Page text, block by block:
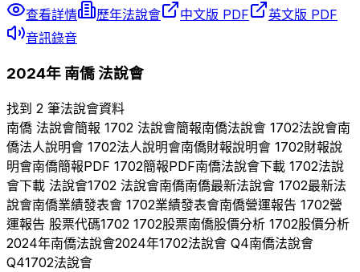
查看詳情
歷年法說會 中文版 PDF
英文版 PDF
音訊錄音
2024年 南僑法說會
找到 2 筆法說會資料
南僑 法說會簡報 1702 法說會簡報南僑法說會 1702法說會南
僑法人說明會 1702法人說明會南僑財報說明會 1702財報說
明會南僑簡報PDF 1702簡報PDF南僑法說會下載 1702法說
會下載 法說會1702 法說會南僑南僑最新法說會 1702最新法
說會南僑業績發表會 1702業績發表會南僑營運報告 1702營
運報告 股票代碼1702 1702股票南僑股價分析 1702股價分析
2024年南僑法說會2024年1702法說會 Q4南僑法說會
Q41702法說會